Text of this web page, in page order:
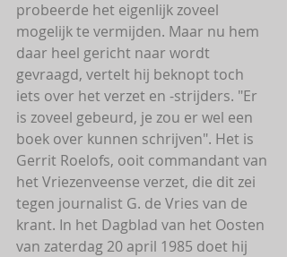
probeerde het eigenlijk zoveel
mogelijk te vermijden. Maar nu hem
daar heel gericht naar wordt
gevraagd, vertelt hij beknopt toch
iets over het verzet en -strijders. "Er
is zoveel gebeurd, je zou er wel een
boek over kunnen schrijven". Het is
Gerrit Roelofs, ooit commandant van
het Vriezenveense verzet, die dit zei
tegen journalist G. de Vries van de
krant. In het Dagblad van het Oosten
van zaterdag 20 april 1985 doet hij